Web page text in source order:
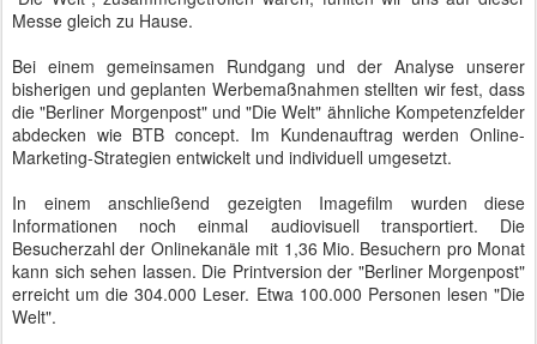
Messe gleich zu Hause.
Bei einem gemeinsamen Rundgang und der Analyse unserer
bisherigen und geplanten Werbemaßnahmen stellten wir fest, dass
die "Berliner Morgenpost" und "Die Welt" ähnliche Kompetenzfelder
abdecken wie BTB concept. Im Kundenauftrag werden Online-
Marketing-Strategien entwickelt und individuell umgesetzt.
In einem anschließend gezeigten Imagefilm wurden diese
Informationen noch einmal audiovisuell transportiert. Die
Besucherzahl der Onlinekanäle mit 1,36 Mio. Besuchern pro Monat
kann sich sehen lassen. Die Printversion der "Berliner Morgenpost"
erreicht um die 304.000 Leser. Etwa 100.000 Personen lesen "Die
Welt".